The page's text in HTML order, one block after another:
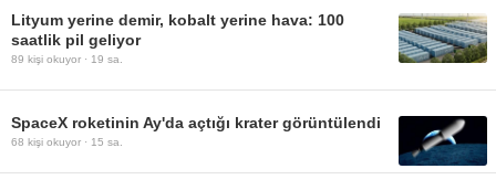
Lityum yerine demir, kobalt yerine hava: 100
saatlik pil geliyor
89 kişi okuyor · 19 sa.
SpaceX roketinin Ay'da açtığı krater görüntülendi
68 kişi okuyor · 15 sa.